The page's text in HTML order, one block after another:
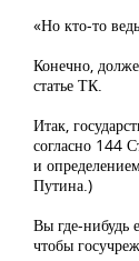
«Но кто-то
Конечно,
статье ТК.
Итак,
согласно 144
и
Путина.)
Вы где-нибудь
чтобы